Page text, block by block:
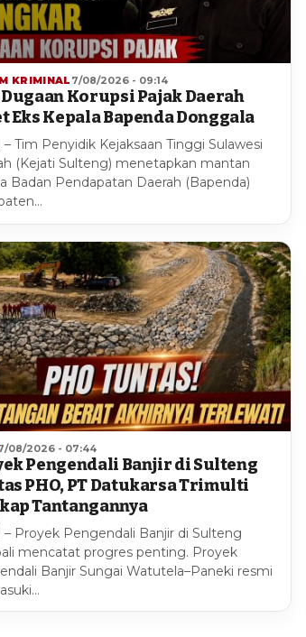
KRIMINAL 7/08/2026 - 09:14
Korupsi Pajak Daerah
Eks Kepala Bapenda Donggala
– Tim Penyidik Kejaksaan Tinggi Sulawesi
(Kejati Sulteng) menetapkan mantan
Badan Pendapatan Daerah (Bapenda)
08/2026 - 07:44
Pengendali Banjir di Sulteng
PHO, PT Datukarsa Trimulti
Tantangannya
– Proyek Pengendali Banjir di Sulteng
mencatat progres penting. Proyek
Banjir Sungai Watutela–Paneki resmi